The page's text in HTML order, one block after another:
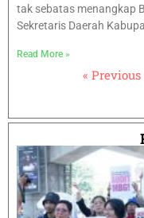
tak sebatas menangkap
Sekretaris Daerah
Read More »
« Previous